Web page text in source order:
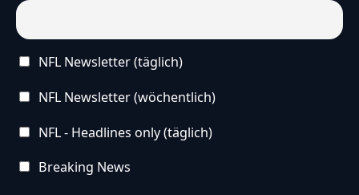
NFL Newsletter (täglich)
NFL Newsletter (wöchentlich)
NFL - Headlines only (täglich)
Breaking News